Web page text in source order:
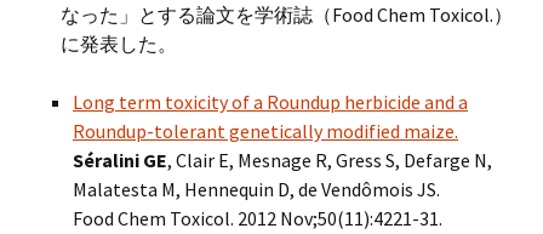
なった」とする論文を学術誌（Food Chem Toxicol.）
に発表した。
Long term toxicity of a Roundup herbicide and a
Roundup-tolerant genetically modified maize.
Séralini GE, Clair E, Mesnage R, Gress S, Defarge N,
Malatesta M, Hennequin D, de Vendômois JS.
Food Chem Toxicol. 2012 Nov;50(11):4221-31.